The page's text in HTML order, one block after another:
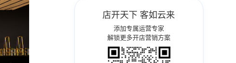
店开天下 客如云来
添加专属运营专家
解锁更多开店营销方案